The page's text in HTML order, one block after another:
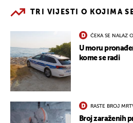
TRI VIJESTI O KOJIMA
ČEKA SE NALAZ
U moru
kome se radi
RASTE BROJ
Broj zaraženih